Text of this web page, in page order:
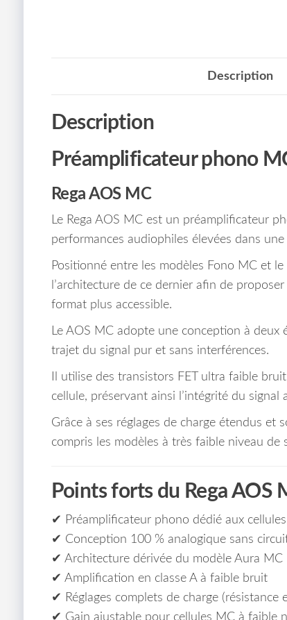
Description
Description
Préamplificateur phono
Rega AOS MC
Le Rega AOS MC est un préamplificateur
performances audiophiles élevées dans
Positionné entre les modèles Fono MC et
l’architecture de ce dernier afin de
format plus accessible.
Le AOS MC adopte une conception à deux
trajet du signal pur et sans interférences.
Il utilise des transistors FET ultra faible
cellule, préservant ainsi l’intégrité du
Grâce à ses réglages de charge étendus et
compris les modèles à très faible niveau de
Points forts du Rega AOS
✔ Préamplificateur phono dédié aux
✔ Conception 100 % analogique sans
✔ Architecture dérivée du modèle Aura MC
✔ Amplification en classe A à faible bruit
✔ Réglages complets de charge (résistance
✔ Gain ajustable pour cellules MC à faible